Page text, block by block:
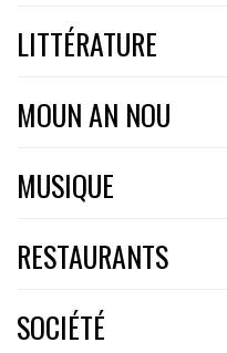
LITTÉRATURE
MOUN AN NOU
MUSIQUE
RESTAURANTS
SOCIÉTÉ